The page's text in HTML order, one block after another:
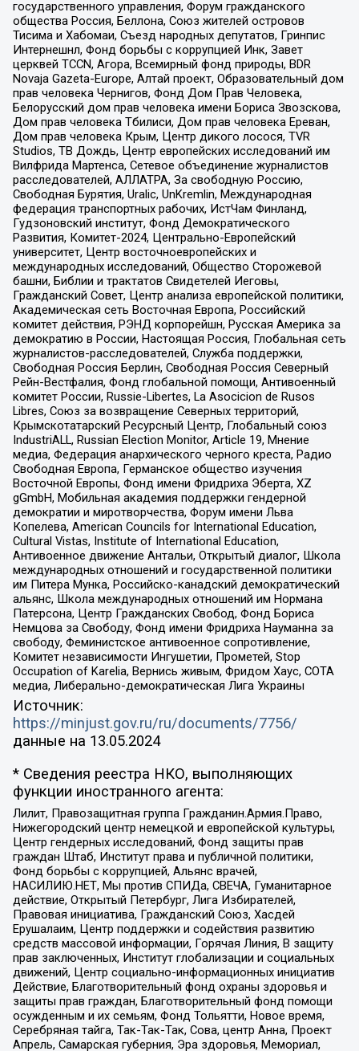
государственного управления, Форум гражданского
общества Россия, Беллона, Союз жителей островов
Тисима и Хабомаи, Съезд народных депутатов, Гринпис
Интернешнл, Фонд борьбы с коррупцией Инк, Завет
церквей TCCN, Агора, Всемирный фонд природы, BDR
Novaja Gazeta-Europe, Алтай проект, Образовательный дом
прав человека Чернигов, Фонд Дом Прав Человека,
Белорусский дом прав человека имени Бориса Звозскова,
Дом прав человека Тбилиси, Дом прав человека Ереван,
Дом прав человека Крым, Центр дикого лосося, TVR
Studios, ТВ Дождь, Центр европейских исследований им
Вилфрида Мартенса, Сетевое объединение журналистов
расследователей, АЛЛАТРА, За свободную Россию,
Свободная Бурятия, Uralic, UnKremlin, Международная
федерация транспортных рабочих, ИстЧам Финланд,
Гудзоновский институт, Фонд Демократического
Развития, Комитет-2024, Центрально-Европейский
университет, Центр восточноевропейских и
международных исследований, Общество Сторожевой
башни, Библии и трактатов Свидетелей Иеговы,
Гражданский Совет, Центр анализа европейской политики,
Академическая сеть Восточная Европа, Российский
комитет действия, РЭНД корпорейшн, Русская Америка за
демократию в России, Настоящая Россия, Глобальная сеть
журналистов-расследователей, Служба поддержки,
Свободная Россия Берлин, Свободная Россия Северный
Рейн-Вестфалия, Фонд глобальной помощи, Антивоенный
комитет России, Russie-Libertes, La Asocicion de Rusos
Libres, Союз за возвращение Северных территорий,
Крымскотатарский Ресурсный Центр, Глобальный союз
IndustriALL, Russian Election Monitor, Article 19, Мнение
медиа, Федерация анархического черного креста, Радио
Свободная Европа, Германское общество изучения
Восточной Европы, Фонд имени Фридриха Эберта, XZ
gGmbH, Мобильная академия поддержки гендерной
демократии и миротворчества, Форум имени Льва
Копелева, American Councils for International Education,
Cultural Vistas, Institute of International Education,
Антивоенное движение Антальи, Открытый диалог, Школа
международных отношений и государственной политики
им Питера Мунка, Российско-канадский демократический
альянс, Школа международных отношений им Нормана
Патерсона, Центр Гражданских Свобод, Фонд Бориса
Немцова за Свободу, Фонд имени Фридриха Науманна за
свободу, Феминистское антивоенное сопротивление,
Комитет независимости Ингушетии, Прометей, Stop
Occupation of Karelia, Вернись живым, Фридом Хаус, СОТА
медиа, Либерально-демократическая Лига Украины
Источник:
https://minjust.gov.ru/ru/documents/7756/
данные на 13.05.2024
* Сведения реестра НКО, выполняющих
функции иностранного агента:
Лилит, Правозащитная группа Гражданин.Армия.Право,
Нижегородский центр немецкой и европейской культуры,
Центр гендерных исследований, Фонд защиты прав
граждан Штаб, Институт права и публичной политики,
Фонд борьбы с коррупцией, Альянс врачей,
НАСИЛИЮ.НЕТ, Мы против СПИДа, СВЕЧА, Гуманитарное
действие, Открытый Петербург, Лига Избирателей,
Правовая инициатива, Гражданский Союз, Хасдей
Ерушалаим, Центр поддержки и содействия развитию
средств массовой информации, Горячая Линия, В защиту
прав заключенных, Институт глобализации и социальных
движений, Центр социально-информационных инициатив
Действие, Благотворительный фонд охраны здоровья и
защиты прав граждан, Благотворительный фонд помощи
осужденным и их семьям, Фонд Тольятти, Новое время,
Серебряная тайга, Так-Так-Так, Сова, центр Анна, Проект
Апрель, Самарская губерния, Эра здоровья, Мемориал,